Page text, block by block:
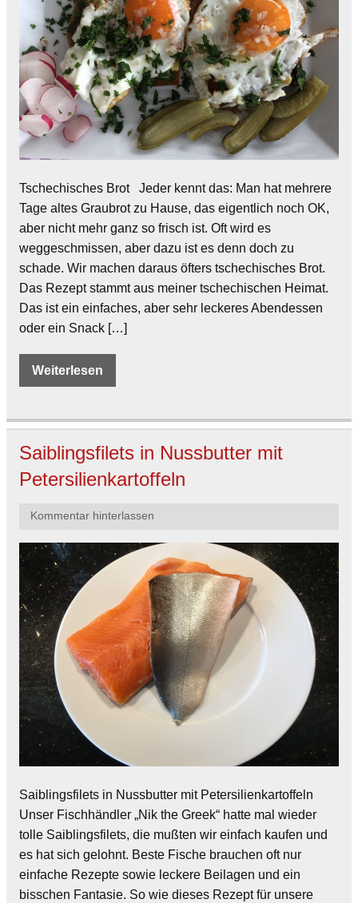
Tschechisches Brot Jeder kennt das: Man hat mehrere
Tage altes Graubrot zu Hause, das eigentlich noch OK,
aber nicht mehr ganz so frisch ist. Oft wird es
weggeschmissen, aber dazu ist es denn doch zu
schade. Wir machen daraus öfters tschechisches Brot.
Das Rezept stammt aus meiner tschechischen Heimat.
Das ist ein einfaches, aber sehr leckeres Abendessen
oder ein Snack […]
Weiterlesen
Saiblingsfilets in Nussbutter mit
Petersilienkartoffeln
Kommentar hinterlassen
Saiblingsfilets in Nussbutter mit Petersilienkartoffeln
Unser Fischhändler „Nik the Greek“ hatte mal wieder
tolle Saiblingsfilets, die mußten wir einfach kaufen und
es hat sich gelohnt. Beste Fische brauchen oft nur
einfache Rezepte sowie leckere Beilagen und ein
bisschen Fantasie. So wie dieses Rezept für unsere